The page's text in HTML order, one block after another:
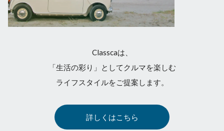
Classcaは、
「生活の彩り」としてクルマを楽しむ
ライフスタイルをご提案します。
詳しくはこちら